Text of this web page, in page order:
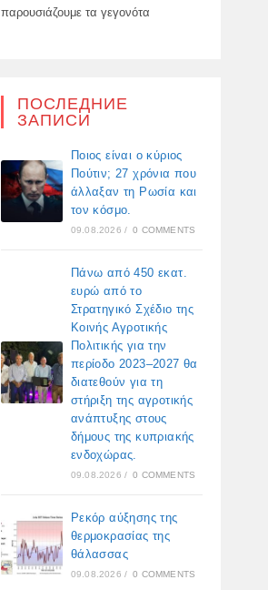
παρουσιάζουμε τα γεγονότα
ПОСЛЕДНИЕ
ЗАПИСИ
Ποιος είναι ο κύριος
Πούτιν; 27 χρόνια που
άλλαξαν τη Ρωσία και
τον κόσμο.
09.08.2026 / 0 COMMENTS
Πάνω από 450 εκατ.
ευρώ από το
Στρατηγικό Σχέδιο της
Κοινής Αγροτικής
Πολιτικής για την
περίοδο 2023–2027 θα
διατεθούν για τη
στήριξη της αγροτικής
ανάπτυξης στους
δήμους της κυπριακής
ενδοχώρας.
09.08.2026 / 0 COMMENTS
Ρεκόρ αύξησης της
θερμοκρασίας της
θάλασσας
09.08.2026 / 0 COMMENTS